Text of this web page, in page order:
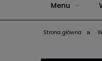
Menu
ZIMA 2025 w
Strona główna »